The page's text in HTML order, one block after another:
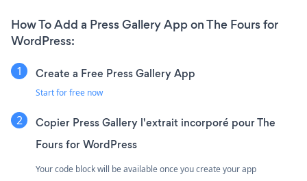
How To Add a Press Gallery App on The Fours for
WordPress:
Create a Free Press Gallery App
Start for free now
Copier Press Gallery l'extrait incorporé pour The
Fours for WordPress
Your code block will be available once you create your app